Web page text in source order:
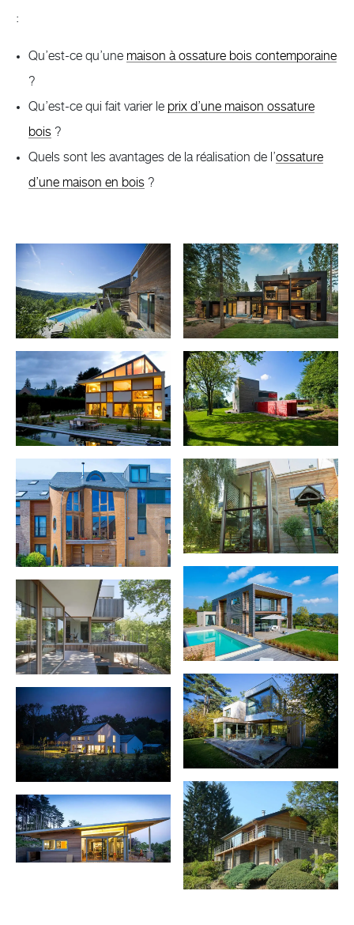
:
Qu’est-ce qu’une maison à ossature bois contemporaine
?
Qu’est-ce qui fait varier le prix d’une maison ossature
bois ?
Quels sont les avantages de la réalisation de l’ossature
d’une maison en bois ?